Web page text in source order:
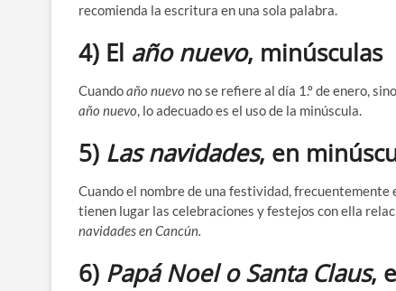
recomienda la escritura en una sola palabra.
4) El año nuevo, minúsculas
Cuandoaño nuevo no se refiere al día 1.º de enero,
año nuevo, lo adecuado es el uso de la minúscula.
5) Las navidades, en
Cuando el nombre de una festividad, frecuentemente
tienen lugar las celebraciones y festejos con ella
navidades en Cancún.
6) Papá Noel o Santa Claus,